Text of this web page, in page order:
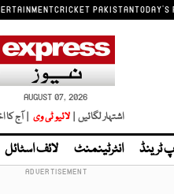
CRICKET PAKISTANTODAY'S
AUGUST 07, 2026
اشتہار لگائیں | لائیو ٹی وی | آج کا
ٹرینڈ انٹرٹینمنٹ لائف اسٹائل